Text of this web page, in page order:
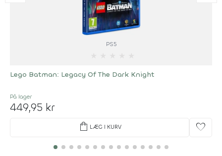
PS5
Lego Batman: Legacy Of The Dark Knight
På lager
449,95 kr
shopping_bag LÆG I KURV favorite